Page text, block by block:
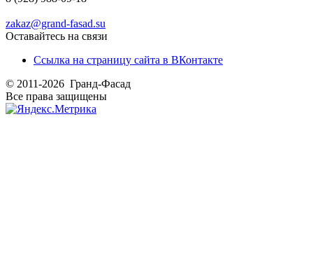
zakaz@grand-fasad.su
Оставайтесь на связи
Ссылка на страницу сайта в ВКонтакте
© 2011-2026 Гранд-Фасад
Все права защищены